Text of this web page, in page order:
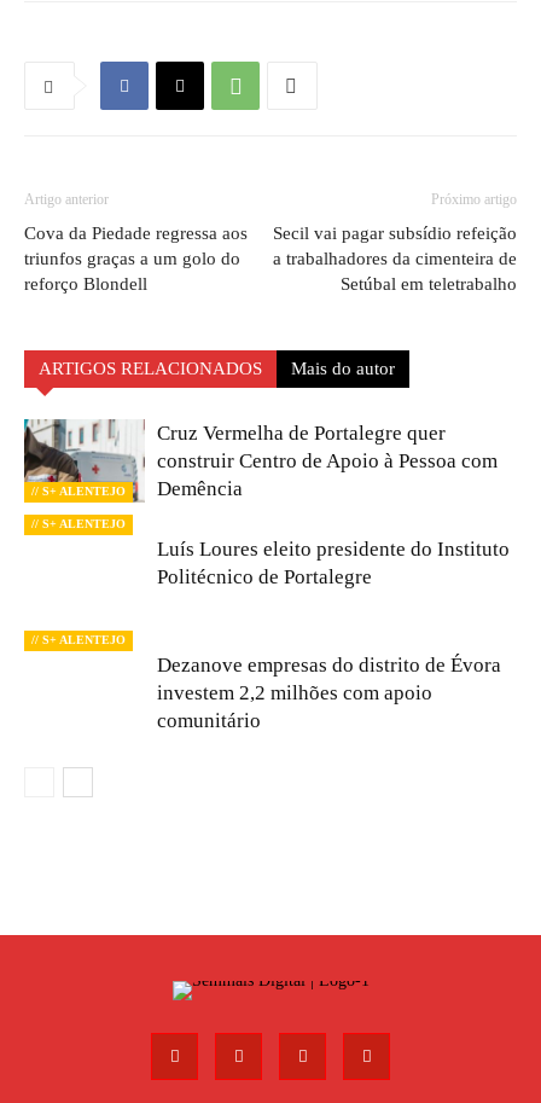
Artigo anterior
Cova da Piedade regressa aos
triunfos graças a um golo do
reforço Blondell
Próximo artigo
Secil vai pagar subsídio refeição
a trabalhadores da cimenteira de
Setúbal em teletrabalho
ARTIGOS RELACIONADOS Mais do autor
// S+ ALENTEJO
Cruz Vermelha de Portalegre quer
construir Centro de Apoio à Pessoa com
Demência
// S+ ALENTEJO
Luís Loures eleito presidente do Instituto
Politécnico de Portalegre
// S+ ALENTEJO
Dezanove empresas do distrito de Évora
investem 2,2 milhões com apoio
comunitário